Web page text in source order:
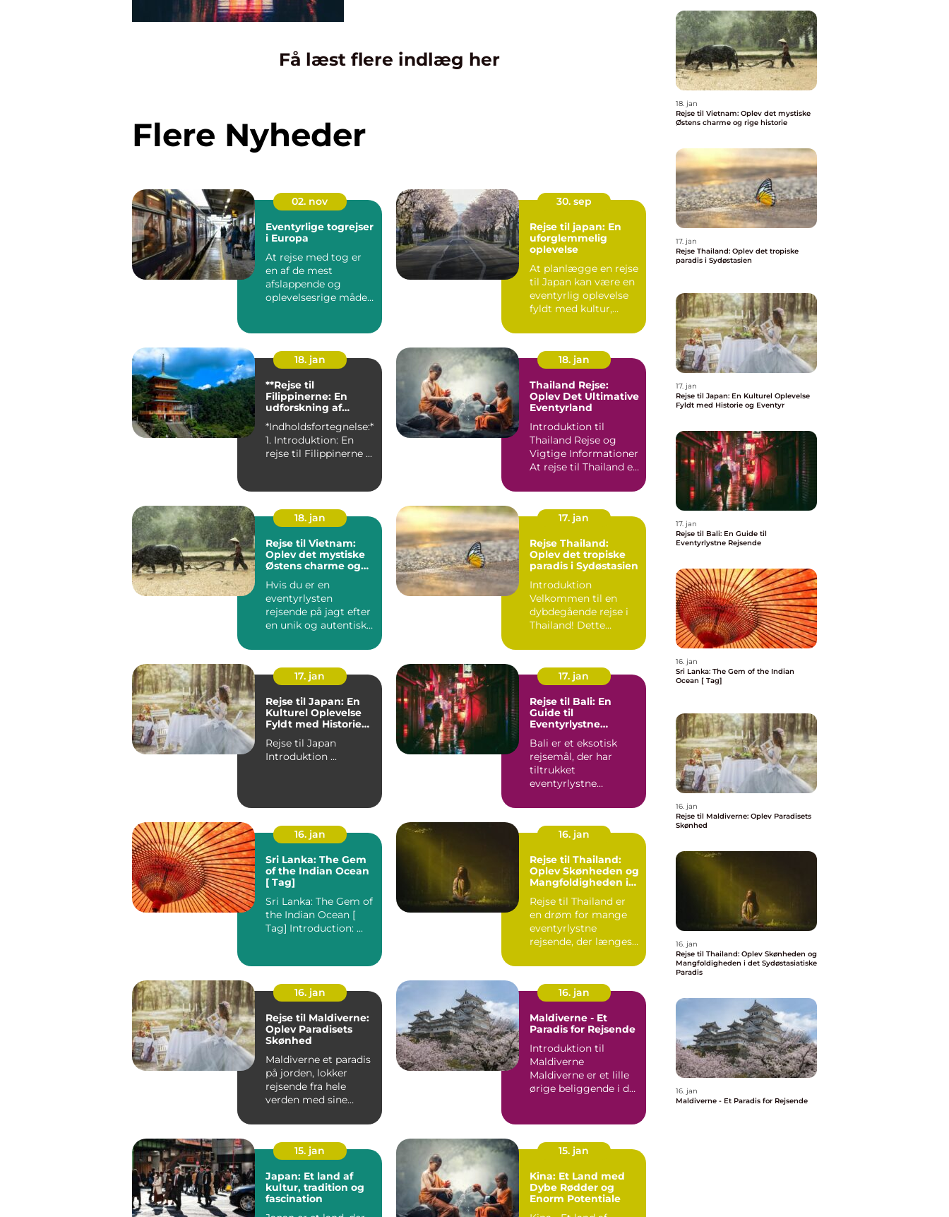
Få læst flere indlæg her
Flere Nyheder
02. nov
Eventyrlige togrejser
i Europa
At rejse med tog er
en af de mest
afslappende og
oplevelsesrige måder
30. sep
Rejse til japan: En
uforglemmelig
oplevelse
At planlægge en rejse
til Japan kan være en
eventyrlig oplevelse
fyldt med kultur,
18. jan
**Rejse til
Filippinerne: En
udforskning af
*Indholdsfortegnelse:*
1. Introduktion: En
rejse til Filippinerne ...
18. jan
Thailand Rejse:
Oplev Det Ultimative
Eventyrland
Introduktion til
Thailand Rejse og
Vigtige Informationer
At rejse til Thailand er
18. jan
Rejse til Vietnam:
Oplev det mystiske
Østens charme og
Hvis du er en
eventyrlysten
rejsende på jagt efter
en unik og autentisk
rejse ti...
17. jan
Rejse Thailand:
Oplev det tropiske
paradis i Sydøstasien
Introduktion
Velkommen til en
dybdegående rejse i
Thailand! Dette
sydøstasiatiske land
byd...
17. jan
Rejse til Japan: En
Kulturel Oplevelse
Fyldt med Historie
Rejse til Japan
Introduktion ...
17. jan
Rejse til Bali: En
Guide til
Eventyrlystne
Bali er et eksotisk
rejsemål, der har
tiltrukket
eventyrlystne
Denne indonesiske ...
16. jan
Sri Lanka: The Gem
of the Indian Ocean
[ Tag]
Sri Lanka: The Gem of
the Indian Ocean [
Tag] Introduction: ...
16. jan
Rejse til Thailand:
Oplev Skønheden og
Mangfoldigheden i
Paradis
Rejse til Thailand er
en drøm for mange
eventyrlystne
rejsende, der længes
en...
16. jan
Rejse til Maldiverne:
Oplev Paradisets
Skønhed
Maldiverne et paradis
på jorden, lokker
rejsende fra hele
verden med sine
turkis...
16. jan
Maldiverne - Et
Paradis for Rejsende
Introduktion til
Maldiverne
Maldiverne er et lille
ørige beliggende i det
15. jan
Japan: Et land af
kultur, tradition og
fascination
15. jan
Kina: Et Land med
Dybe Rødder og
Enorm Potentiale
18. jan
Rejse til Vietnam: Oplev det mystiske
Østens charme og rige historie
17. jan
Rejse Thailand: Oplev det tropiske
paradis i Sydøstasien
17. jan
Rejse til Japan: En Kulturel Oplevelse
Fyldt med Historie og Eventyr
17. jan
Rejse til Bali: En Guide til
Eventyrlystne Rejsende
16. jan
Sri Lanka: The Gem of the Indian
Ocean [ Tag]
16. jan
Rejse til Maldiverne: Oplev Paradisets
Skønhed
16. jan
Rejse til Thailand: Oplev Skønheden og
Mangfoldigheden i det Sydøstasiatiske
Paradis
16. jan
Maldiverne - Et Paradis for Rejsende